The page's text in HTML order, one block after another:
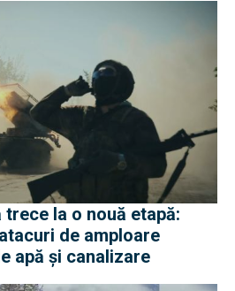
la o nouă etapă:
de amploare
apă și canalizare